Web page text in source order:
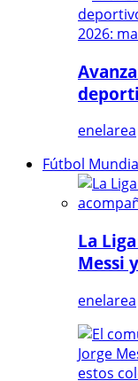
enelarea
Fútbol
La
Messi
enelarea